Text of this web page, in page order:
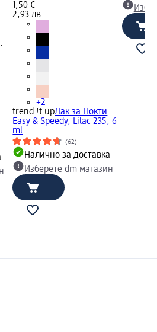
1,50 €
2,93 лв.
+2
trend !t upЛак за Нокти
Easy & Speedy, Lilac 235, 6
ml
(62)
Налично за доставка
Изберете dm магазин